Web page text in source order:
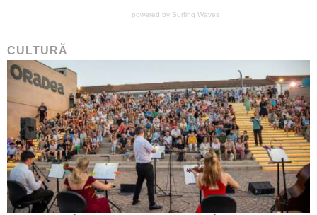
powered by Surfing Waves
CULTURĂ